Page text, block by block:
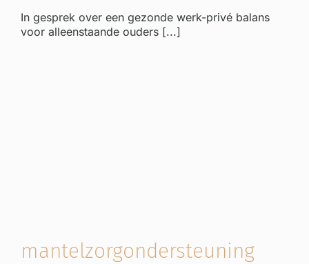
In gesprek over een gezonde werk-privé balans
voor alleenstaande ouders [...]
mantelzorgondersteuning